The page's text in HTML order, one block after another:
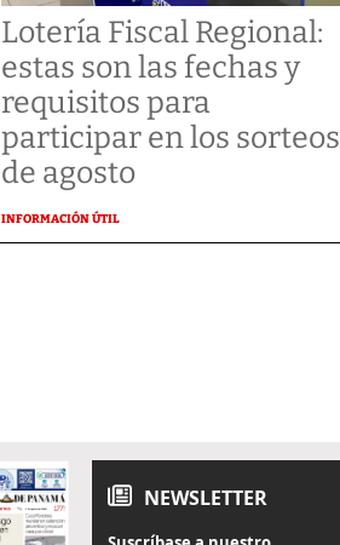
Lotería Fiscal Regional:
estas son las fechas y
requisitos para
participar en los sorteos
de agosto
INFORMACIÓN ÚTIL
NEWSLETTER